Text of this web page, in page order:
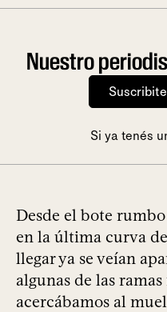
Nuestro
Si ya tenés
Desde el bote
en la última curva
llegar ya se veían
algunas de las
acercábamos al